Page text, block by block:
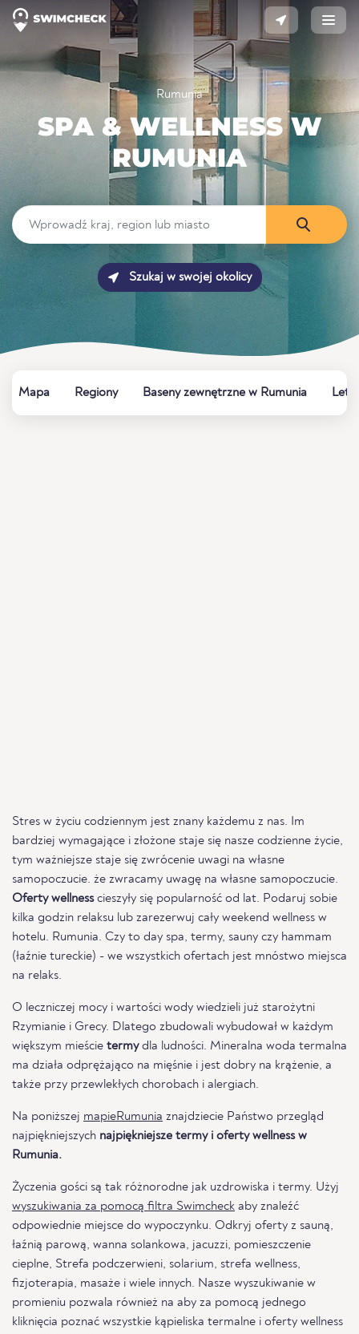
Rumunia
SPA & WELLNESS W
RUMUNIA
Szukaj w swojej okolicy
Mapa Regiony Baseny zewnętrzne w Rumunia
Stres w życiu codziennym jest znany każdemu z nas. Im
bardziej wymagające i złożone staje się nasze codzienne życie,
tym ważniejsze staje się zwrócenie uwagi na własne
samopoczucie. że zwracamy uwagę na własne samopoczucie.
Oferty wellnesscieszyły się popularność od lat. Podaruj sobie
kilka godzin relaksu lub zarezerwuj cały weekend wellness w
hotelu. Rumunia. Czy to day spa, termy, sauny czy hammam
(łaźnie tureckie) - we wszystkich ofertach jest mnóstwo miejsca
na relaks.
O leczniczej mocy i wartości wody wiedzieli już starożytni
Rzymianie i Grecy. Dlatego zbudowali wybudował w każdym
większym mieście termydla ludności. Mineralna woda termalna
ma działa odprężająco na mięśnie i jest dobry na krążenie, a
także przy przewlekłych chorobach i alergiach.
Na poniższej mapieRumunia znajdziecie Państwo przegląd
najpiękniejszych najpiękniejsze termy i oferty wellness w
Rumunia.
Życzenia gości są tak różnorodne jak uzdrowiska i termy. Użyj
wyszukiwania za pomocą filtra Swimcheck aby znaleźć
odpowiednie miejsce do wypoczynku. Odkryj oferty z sauną,
łaźnią parową, wanna solankowa, jacuzzi, pomieszczenie
cieplne, Strefa podczerwieni, solarium, strefa wellness,
fizjoterapia, masaże i wiele innych. Nasze wyszukiwanie w
promieniu pozwala również na aby za pomocą jednego
kliknięcia poznać wszystkie kąpieliska termalne i oferty wellness